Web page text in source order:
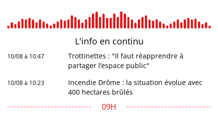
L'info en continu
10/08 à 10:47
Trottinettes : "Il faut réapprendre à
partager l’espace public"
10/08 à 10:23
Incendie Drôme : la situation évolue avec
400 hectares brûlés
09H